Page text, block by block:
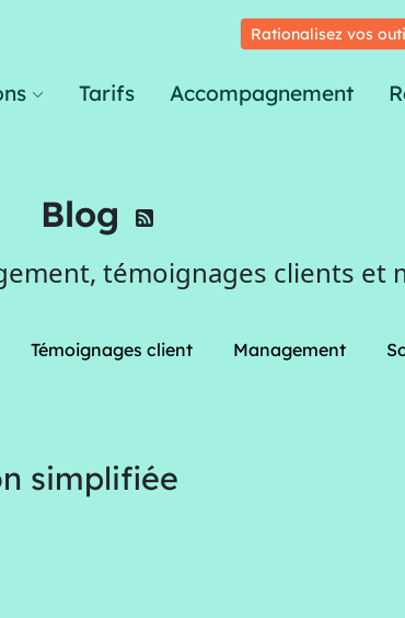
Rationalisez vos
Tarifs Accompagnement
Blog
témoignages clients et
Témoignages client Management
simplifiée